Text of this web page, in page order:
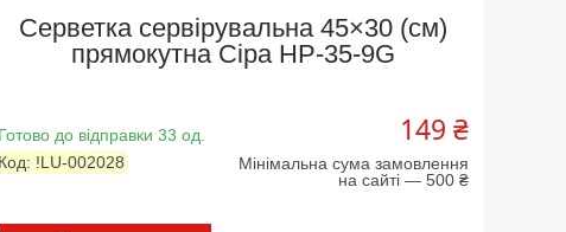
Серветка сервірувальна 45×30 (см)
прямокутна Сіра HP-35-9G
Готово до відправки 33 од.
Код: !LU-002028
149 ₴
Мінімальна сума замовлення
на сайті — 500 ₴